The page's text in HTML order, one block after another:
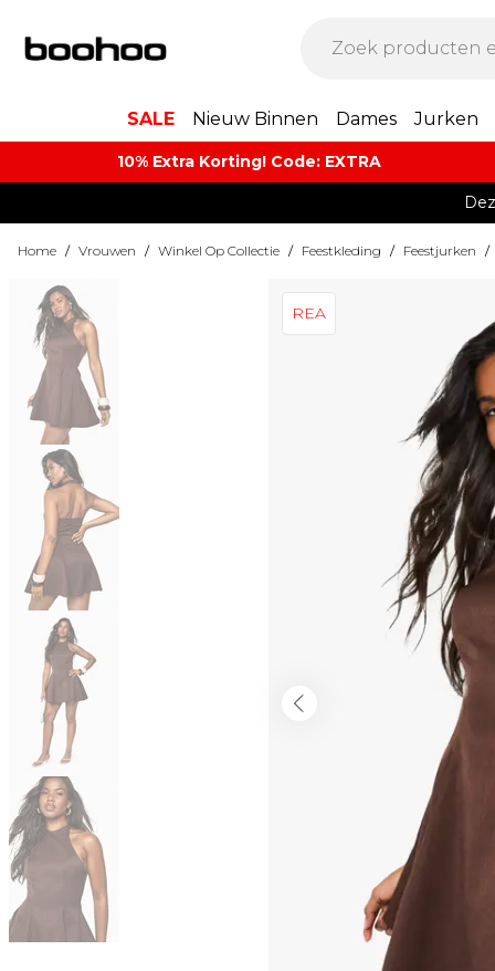
SALE Nieuw Binnen Dames Jurken
10% Extra Korting! Code: EXTRA​
Home / Vrouwen / Winkel Op Collectie / Feestkleding / Feestjurken /
REA